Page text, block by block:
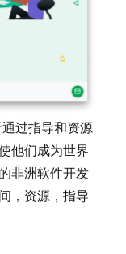
过指导和资源
他们成为世界
非洲软件开发
，资源，指导